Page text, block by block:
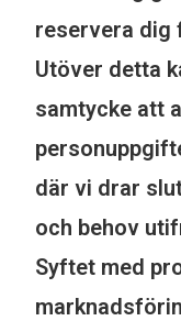
reservera dig
Utöver detta
samtycke att
där vi drar
och behov
Syftet med